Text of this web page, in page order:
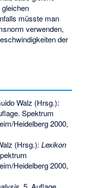
müsste man
verwenden,
der
Walz (Hrsg.):
Spektrum
Heidelberg 2000,
(Hrsg.):Lexikon
Heidelberg 2000,